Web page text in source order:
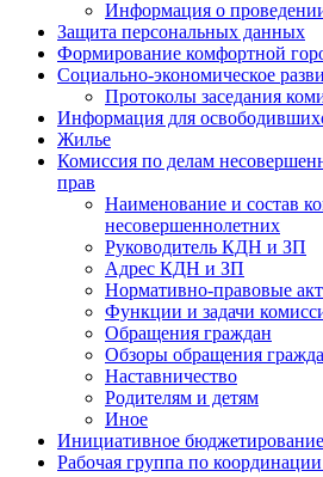
Информация о
Защита персональных данных
Формирование комфортной
Социально-экономическое
Протоколы заседания
Информация для
Жилье
Комиссия по делам
прав
Наименование и состав
несовершеннолетних
Руководитель КДН и ЗП
Адрес КДН и ЗП
Нормативно-правовые
Функции и задачи
Обращения граждан
Обзоры обращения
Наставничество
Родителям и детям
Иное
Инициативное бюджетирование
Рабочая группа по координации